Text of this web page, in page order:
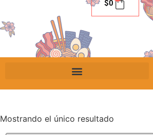
$0
Mostrando el único resultado